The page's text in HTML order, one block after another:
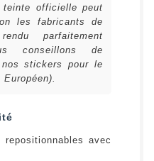
teinte officielle peut
les fabricants de
parfaitement
conseillons de
nos stickers pour le
repositionnables avec